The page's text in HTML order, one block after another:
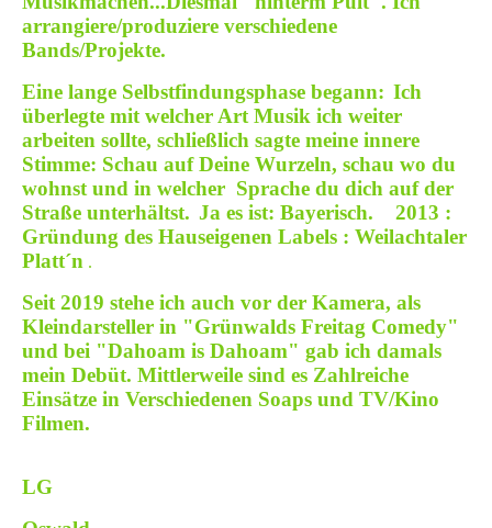
arrangiere/produziere verschiedene
Bands/Projekte.
Eine lange Selbstfindungsphase begann: Ich
überlegte mit welcher Art Musik ich weiter
arbeiten sollte, schließlich sagte meine innere
Stimme: Schau auf Deine Wurzeln, schau wo du
wohnst und in welcher Sprache du dich auf der
Straße unterhältst. Ja es ist: Bayerisch.
2013 :
Gründung des Hauseigenen Labels : Weilachtaler
Platt´n .
Seit 2019 stehe ich auch vor der Kamera, als
Kleindarsteller in "Grünwalds Freitag Comedy"
und bei "Dahoam is Dahoam" gab ich damals
mein Debüt. Mittlerweile sind es Zahlreiche
Einsätze in Verschiedenen Soaps und TV/Kino
Filmen.
LG